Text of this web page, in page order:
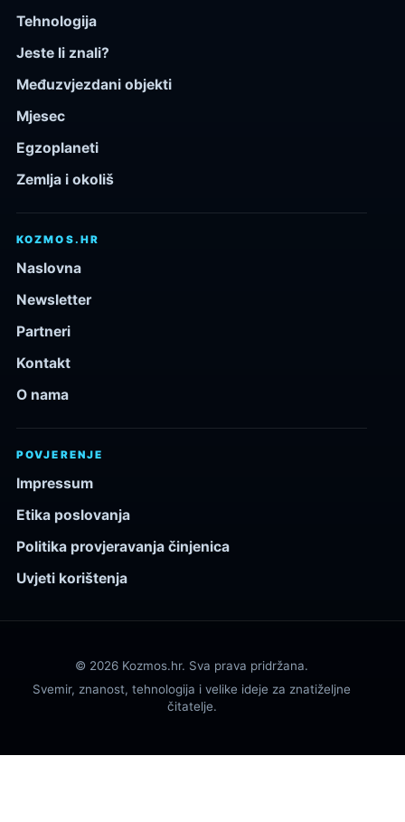
Tehnologija
Jeste li znali?
Međuzvjezdani objekti
Mjesec
Egzoplaneti
Zemlja i okoliš
KOZMOS.HR
Naslovna
Newsletter
Partneri
Kontakt
O nama
POVJERENJE
Impressum
Etika poslovanja
Politika provjeravanja činjenica
Uvjeti korištenja
© 2026 Kozmos.hr. Sva prava pridržana.
Svemir, znanost, tehnologija i velike ideje za znatiželjne
čitatelje.